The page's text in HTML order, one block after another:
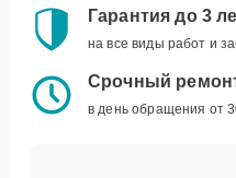
Гарантия до 3
на все виды работ и
Срочный
в день обращения от